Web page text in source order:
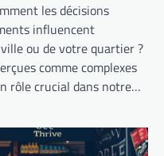
les décisions
influencent
ou de votre quartier ?
comme complexes
rôle crucial dans notre…